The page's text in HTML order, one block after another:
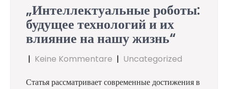
„Интеллектуальные роботы:
будущее технологий и их
влияние на нашу жизнь“
| Keine Kommentare | Uncategorized
Статья рассматривает современные достижения в